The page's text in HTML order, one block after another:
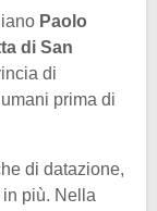
Paolo
di San
di
prima di
di datazione,
più. Nella